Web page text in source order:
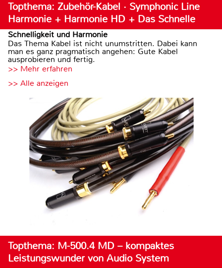
Topthema: Zubehör-Kabel · Symphonic Line
Harmonie + Harmonie HD + Das Schnelle
Schnelligkeit und Harmonie
Das Thema Kabel ist nicht unumstritten. Dabei kann
man es ganz pragmatisch angehen: Gute Kabel
ausprobieren und fertig.
>> Mehr erfahren
>> Alle anzeigen
Topthema: M-500.4 MD – kompaktes
Leistungswunder von Audio System